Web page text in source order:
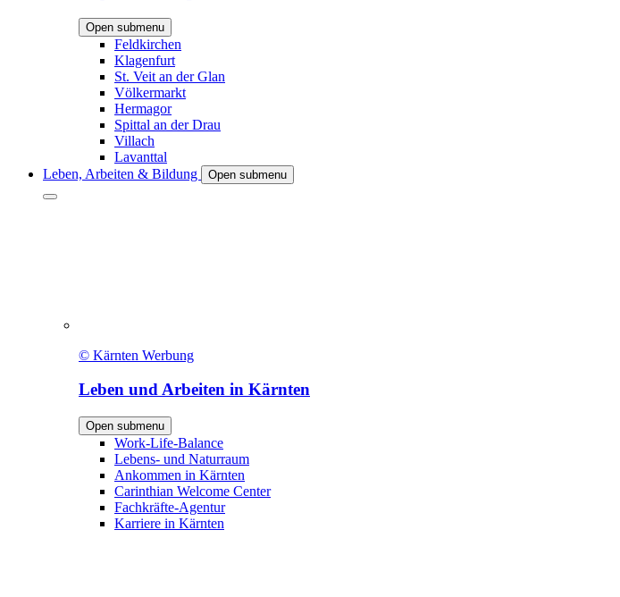
Open submenu
Feldkirchen
Klagenfurt
St. Veit an der Glan
Völkermarkt
Hermagor
Spittal an der Drau
Villach
Lavanttal
Leben, Arbeiten & Bildung
Open submenu
© Kärnten Werbung
Leben und Arbeiten in Kärnten
Open submenu
Work-Life-Balance
Lebens- und Naturraum
Ankommen in Kärnten
Carinthian Welcome Center
Fachkräfte-Agentur
Karriere in Kärnten